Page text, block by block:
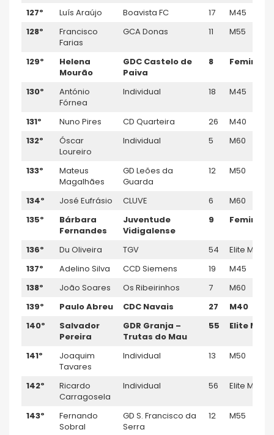
127º Luís Araújo Boavista FC 17
M45
128º
Francisco
Farias
GCA Donas 11 M55
129º
Helena
Mourão
GDC Castelo de
Paiva
8 Feminino
130º
António
Fórnea
Individual 18 M45
131º Nuno Pires CD Quarteira 26
M40
132º
Óscar
Loureiro
Individual 5 M60
133º
Mateus
Magalhães
GD Leões da
Guarda
12 M50
134º José Eufrásio CLUVE 6
M60
135º
Bárbara
Fernandes
Juventude
Vidigalense
9 Feminino
136º Du Oliveira TGV 54
Elite M
137º
Adelino Silva CCD Siemens 19
M45
138º
João Soares Os Ribeirinhos 7
M60
139º
Paulo Abreu CDC Navais 27
M40
140º
Salvador
Pereira
GDR Granja –
Trutas do Mau
55 Elite M
141º
Joaquim
Tavares
Individual 13 M50
142º
Ricardo
Carragosela
Individual 56 Elite M
143º
Fernando
Sobral
GD S. Francisco da
Serra
12 M55